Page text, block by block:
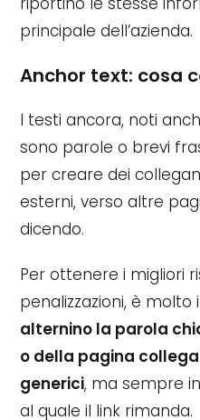
principale dell’azienda.
Anchor text: cosa
I testi ancora, noti
sono parole o brevi
per creare dei
esterni, verso altre
dicendo.
Per ottenere i migliori
penalizzazioni, è
alternino la parola
o della pagina
generici, ma sempre
al quale il link rimanda.